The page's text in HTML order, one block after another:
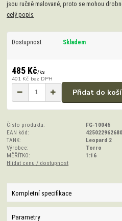
jsou ručně malované, proto se mohou
celý popis
Dostupnost Skladem
485 Kč/ks
401 Kč bez DPH
Přidat do
Číslo produktu:
FG-10046
EAN kód:
TANK:
Leopard 2
Výrobce:
Torro
MĚŘÍTKO:
1:16
Hlídat cenu / dostupnost
Kompletní specifikace
Parametry